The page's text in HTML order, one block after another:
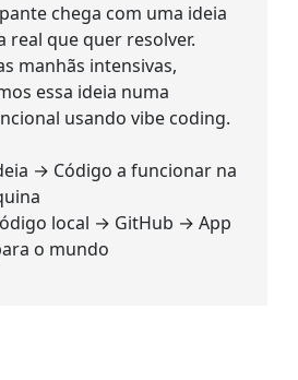
chega com uma ideia
real que quer resolver.
manhãs intensivas,
essa ideia numa
usando vibe coding.
→ Código a funcionar na
local → GitHub → App
o mundo